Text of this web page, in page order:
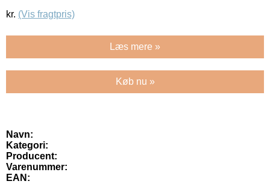
kr. (Vis fragtpris)
Læs mere »
Køb nu »
Navn:
Kategori:
Producent:
Varenummer:
EAN: